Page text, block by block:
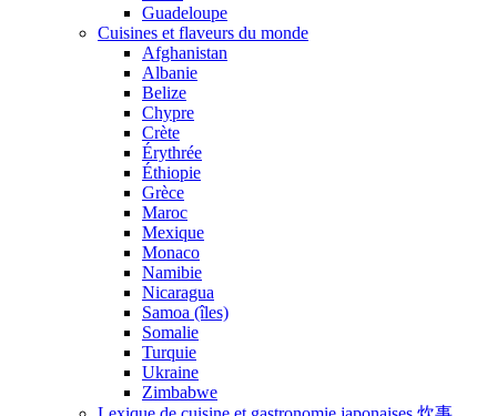
Guadeloupe
Cuisines et flaveurs du monde
Afghanistan
Albanie
Belize
Chypre
Crète
Érythrée
Éthiopie
Grèce
Maroc
Mexique
Monaco
Namibie
Nicaragua
Samoa (îles)
Somalie
Turquie
Ukraine
Zimbabwe